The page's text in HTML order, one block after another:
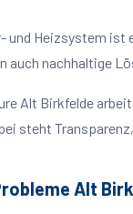
und Heizsystem
auch nachhaltige
Alt Birkfelde
steht
Alt